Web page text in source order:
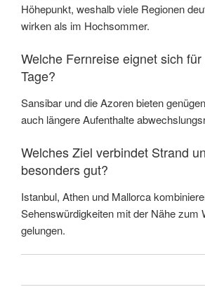
Höhepunkt, weshalb viele Regionen
wirken als im Hochsommer.
Welche Fernreise eignet sich
Tage?
Sansibar und die Azoren bieten
auch längere Aufenthalte
Welches Ziel verbindet Strand
besonders gut?
Istanbul, Athen und Mallorca
Sehenswürdigkeiten mit der Nähe zum
gelungen.